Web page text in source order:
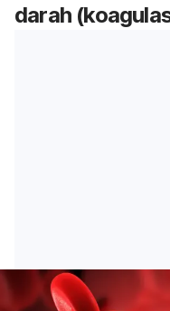
darah